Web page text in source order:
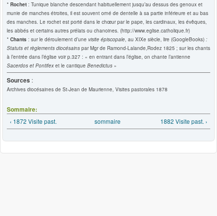
* Rochet : Tunique blanche descendant habituellement jusqu’au dessus des genoux et
munie de manches étroites, il est souvent orné de dentelle à sa partie inférieure et au bas
des manches. Le rochet est porté dans le chœur par le pape, les cardinaux, les évêques,
les abbés et certains autres prélats ou chanoines. (http://www.eglise.catholique.fr)
* Chants : sur le déroulement d’une visite épiscopale, au XIXe siècle, lire (GoogleBooks) :
Statuts et règlements diocésains par Mgr de Ramond-Lalande,Rodez 1825 ; sur les chants
à l’entrée dans l’église voir p.327 : « en entrant dans l’église, on chante l’antienne
Sacerdos et Pontifex et le cantique Benedictus »
Sources :
Archives diocésaines de St-Jean de Maurienne, Visites pastorales 1878
Sommaire:
‹ 1872 Visite past. sommaire 1882 Visite past. ›